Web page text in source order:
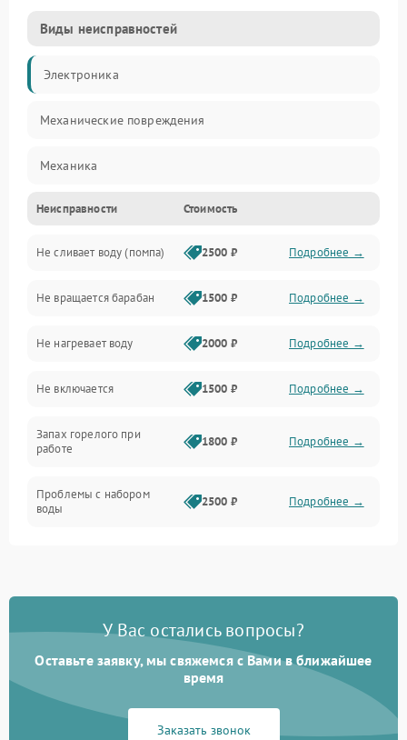
Виды неисправностей
Электроника
Механические повреждения
Механика
Электропитание
Водоснабжение
Слив
Программное обеспечение
Неисправности Стоимость
Не сливает воду (помпа) 2500 ₽ Подробнее →
Не вращается барабан 1500 ₽ Подробнее →
Не нагревает воду 2000 ₽ Подробнее →
Не включается 1500 ₽ Подробнее →
Запах горелого при
работе
1800 ₽ Подробнее →
Проблемы с набором
воды
2500 ₽ Подробнее →
Замена платы управления 2200 ₽ Подробнее →
У Вас остались вопросы?
Оставьте заявку, мы свяжемся с Вами в ближайшее
время
Заказать звонок